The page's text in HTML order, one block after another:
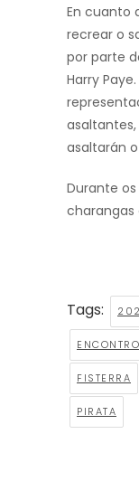
En cuanto
recrear o
por parte
Harry
asaltarán
Durante
charangas
Tags:
ENCONTRO
FISTERRA
PIRATA